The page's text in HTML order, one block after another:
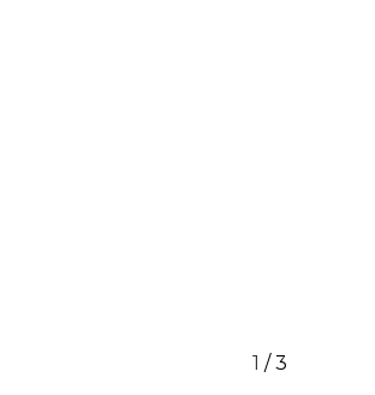
1 /3